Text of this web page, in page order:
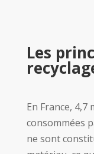
Les
En France,
consommées
ne sont